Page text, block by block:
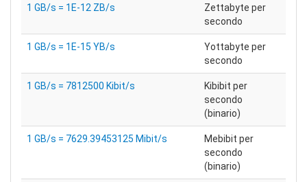
1 GB/s = 1E-12 ZB/s
Zettabyte per
secondo
1 GB/s = 1E-15 YB/s
Yottabyte per
secondo
1 GB/s = 7812500 Kibit/s
Kibibit per
secondo
(binario)
1 GB/s = 7629.39453125 Mibit/s
Mebibit per
secondo
(binario)